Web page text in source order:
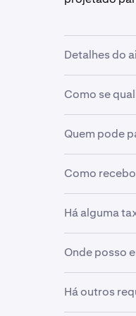
Detalhes do
•
Valor do
elegíveis
•
Período
• Data do
•
Como se
• Ser um
• Negocie
•
Quem pode
• Clientes
Como
Os tokens
Há alguma
Não há taxas
aplicadas à
Onde posso
Visite https://
e os
Há outros